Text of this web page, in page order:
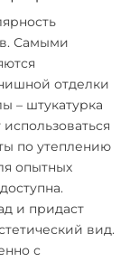
Самыми
отделки
– штукатурка
по утеплению
опытных
и придаст
вид.
с